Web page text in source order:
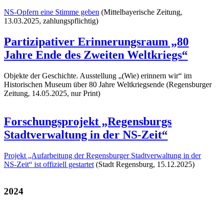
NS-Opfern eine Stimme geben (Mittelbayerische Zeitung,
13.03.2025, zahlungspflichtig)
Partizipativer Erinnerungsraum „80
Jahre Ende des Zweiten Weltkriegs“
Objekte der Geschichte. Ausstellung „(Wie) erinnern wir“ im
Historischen Museum über 80 Jahre Weltkriegsende (Regensburger
Zeitung, 14.05.2025, nur Print)
Forschungsprojekt „Regensburgs
Stadtverwaltung in der NS-Zeit“
Projekt „Aufarbeitung der Regensburger Stadtverwaltung in der
NS-Zeit“ ist offiziell gestartet (Stadt Regensburg, 15.12.2025)
2024